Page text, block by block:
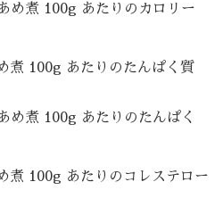
め煮 100g あたりのカロリー
煮 100g あたりのたんぱく質
め煮 100g あたりのたんぱく
煮 100g あたりのコレステロー